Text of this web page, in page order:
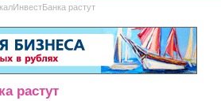
растут
растут